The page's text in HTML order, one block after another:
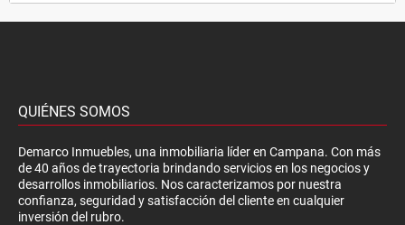
QUIÉNES SOMOS
Demarco Inmuebles, una inmobiliaria líder en Campana. Con más
de 40 años de trayectoria brindando servicios en los negocios y
desarrollos inmobiliarios. Nos caracterizamos por nuestra
confianza, seguridad y satisfacción del cliente en cualquier
inversión del rubro.